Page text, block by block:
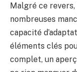
Malgré ce
nombreuses
capacité
éléments clés
complet, un